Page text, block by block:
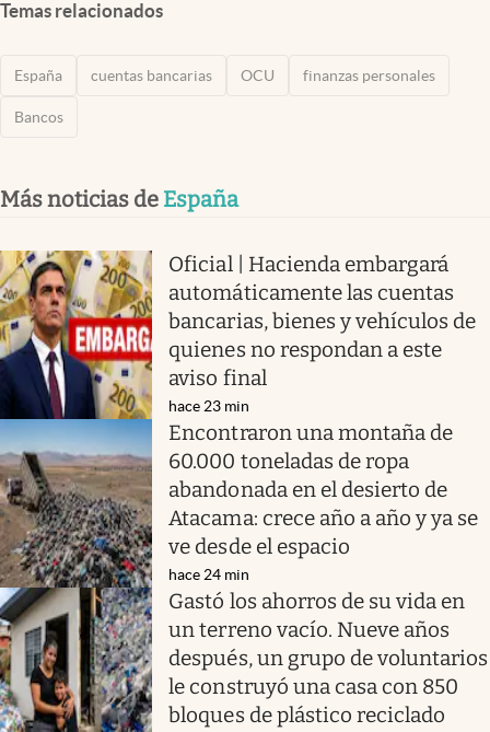
Temas relacionados
España cuentas bancarias OCU finanzas personales
Bancos
Más noticias de España
Oficial | Hacienda embargará
automáticamente las cuentas
bancarias, bienes y vehículos de
quienes no respondan a este
aviso final
hace 23 min
Encontraron una montaña de
60.000 toneladas de ropa
abandonada en el desierto de
Atacama: crece año a año y ya se
ve desde el espacio
hace 24 min
Gastó los ahorros de su vida en
un terreno vacío. Nueve años
después, un grupo de voluntarios
le construyó una casa con 850
bloques de plástico reciclado